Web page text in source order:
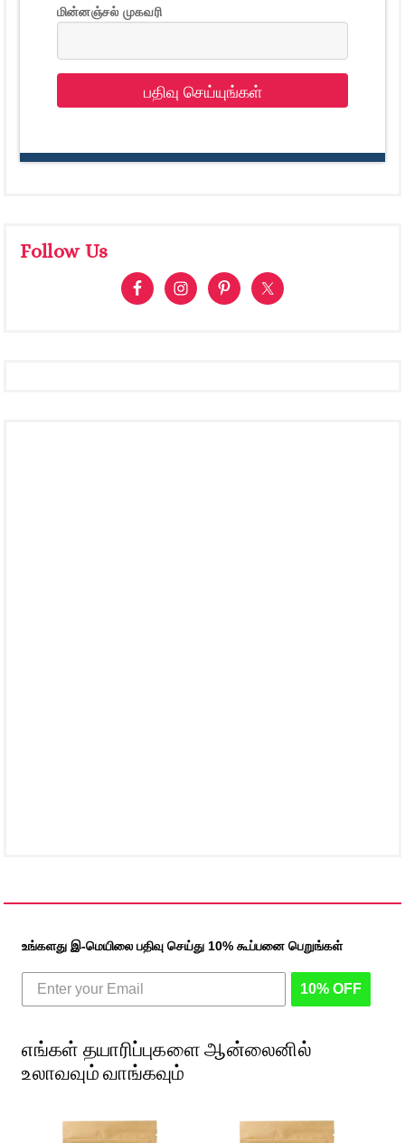
மின்னஞ்சல் முகவரி
பதிவு செய்யுங்கள்
Follow Us
உங்களது இ-மெயிலை பதிவு செய்து 10% கூப்பனை பெறுங்கள்
10% OFF
எங்கள் தயாரிப்புகளை ஆன்லைனில்
உலாவவும் வாங்கவும்